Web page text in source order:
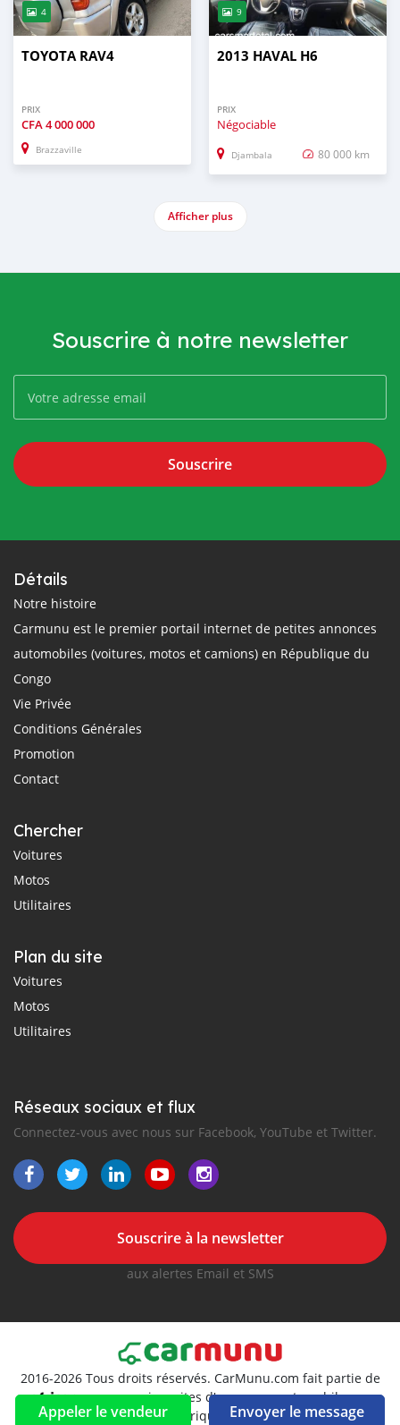
Appeler le vendeur Envoyer le message
4
TOYOTA RAV4
PRIX
CFA4 000 000
Brazzaville
9
2013 HAVAL H6
PRIX
Négociable
Djambala 80 000 km
Afficher plus
Souscrire à notre newsletter
Souscrire
Détails
Notre histoire
Carmunu est le premier portail internet de petites annonces
automobiles (voitures, motos et camions) en République du
Congo
Vie Privée
Conditions Générales
Promotion
Contact
Chercher
Voitures
Motos
Utilitaires
Plan du site
Voitures
Motos
Utilitaires
Réseaux sociaux et flux
Connectez-vous avec nous sur Facebook, YouTube et Twitter.
Souscrire à la newsletter
aux alertes Email et SMS
2016-2026 Tous droits réservés. CarMunu.com fait partie de
, premiers sites d'annonces automobiles en
Afrique